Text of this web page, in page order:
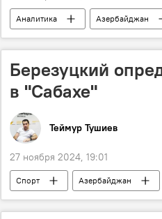
Аналитика Азербайджан
Министерство труда и социальной
Государственный фонд социальной
Фонд страхования от безработицы
Березуцкий
в "Сабахе"
Теймур Тушиев
27 ноября 2024, 19:01
Спорт Азербайджан
наставник
помощник